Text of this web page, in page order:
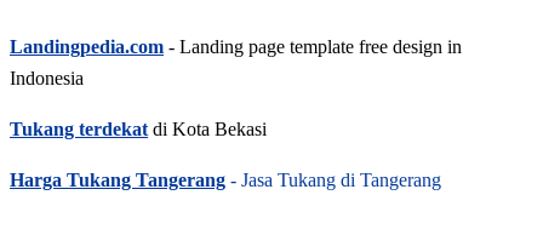
Landingpedia.com - Landing page template free design in
Indonesia
Tukang terdekatdi Kota Bekasi
Harga Tukang Tangerang - Jasa Tukang di Tangerang